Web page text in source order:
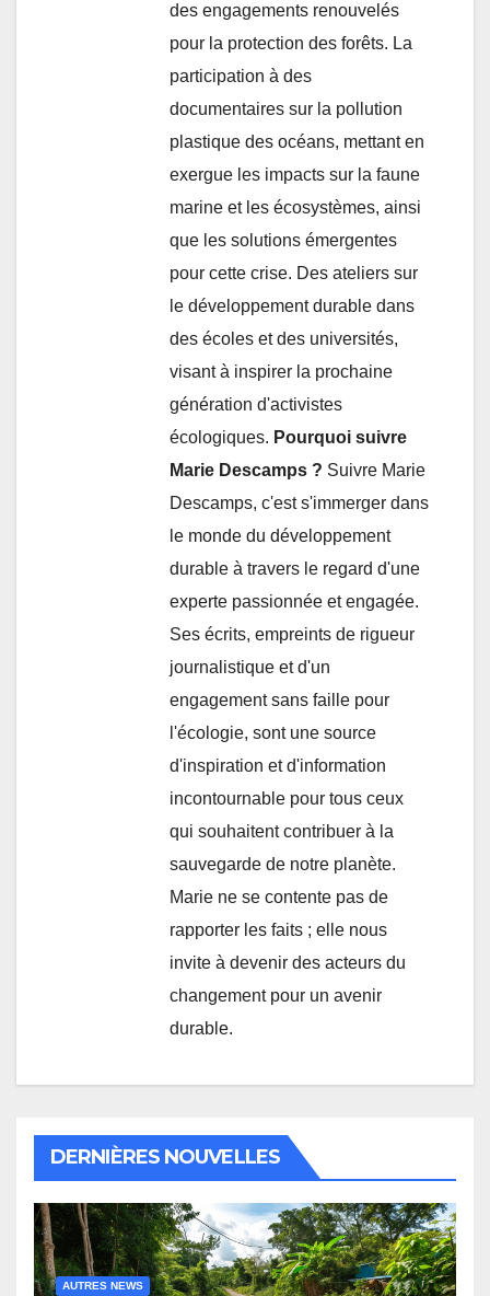
des engagements renouvelés
pour la protection des forêts. La
participation à des
documentaires sur la pollution
plastique des océans, mettant en
exergue les impacts sur la faune
marine et les écosystèmes, ainsi
que les solutions émergentes
pour cette crise. Des ateliers sur
le développement durable dans
des écoles et des universités,
visant à inspirer la prochaine
génération d'activistes
écologiques. Pourquoi suivre
Marie Descamps ? Suivre Marie
Descamps, c'est s'immerger dans
le monde du développement
durable à travers le regard d'une
experte passionnée et engagée.
Ses écrits, empreints de rigueur
journalistique et d'un
engagement sans faille pour
l'écologie, sont une source
d'inspiration et d'information
incontournable pour tous ceux
qui souhaitent contribuer à la
sauvegarde de notre planète.
Marie ne se contente pas de
rapporter les faits ; elle nous
invite à devenir des acteurs du
changement pour un avenir
durable.
DERNIÈRES NOUVELLES
AUTRES NEWS